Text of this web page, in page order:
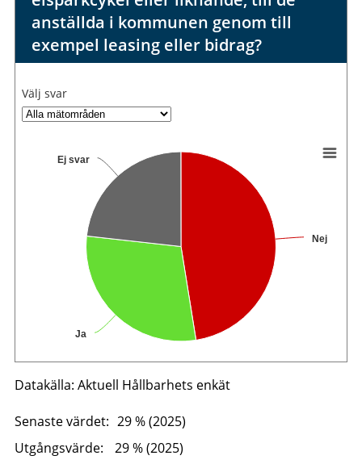
anställda i kommunen genom till
exempel leasing eller bidrag?
Välj svar
Nej
Ja
Ej svar
Datakälla: Aktuell Hållbarhets enkät
Senaste värdet: 29 % (2025)
Utgångsvärde:
29 % (2025)